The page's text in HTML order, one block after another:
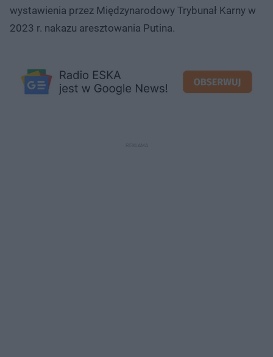
wystawienia przez Międzynarodowy Trybunał Karny w
2023 r. nakazu aresztowania Putina.